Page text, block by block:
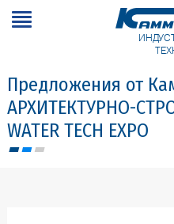
Предложения от
АРХИТЕКТУРНО-
WATER TECH EXPO